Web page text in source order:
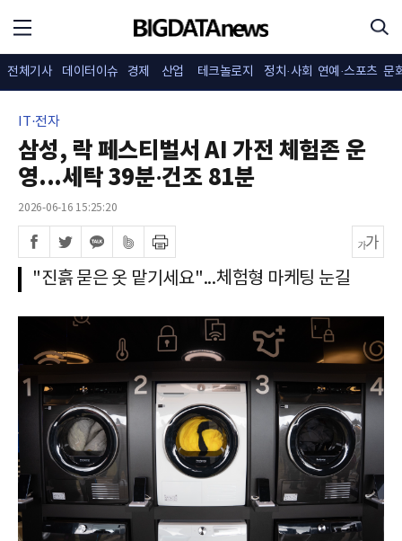
전체기사 데이터이슈 경제 산업 테크놀로지 정치·사회 연예·스포츠 문
IT·전자
삼성, 락 페스티벌서 AI 가전 체험존 운
영...세탁 39분·건조 81분
2026-06-16 15:25:20
"진흙 묻은 옷 맡기세요"...체험형 마케팅 눈길